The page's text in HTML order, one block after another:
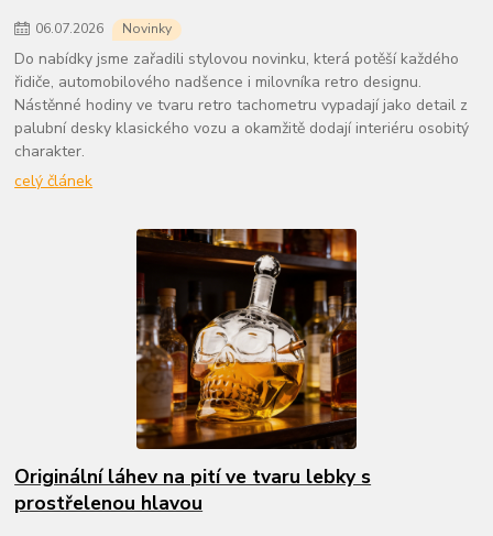
06.07.2026 Novinky
Do nabídky jsme zařadili stylovou novinku, která potěší každého
řidiče, automobilového nadšence i milovníka retro designu.
Nástěnné hodiny ve tvaru retro tachometru vypadají jako detail z
palubní desky klasického vozu a okamžitě dodají interiéru osobitý
charakter.
celý článek
Originální láhev na pití ve tvaru lebky s
prostřelenou hlavou